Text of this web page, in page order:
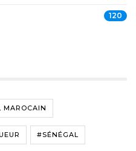
120
MAROCAIN
#SÉNÉGAL